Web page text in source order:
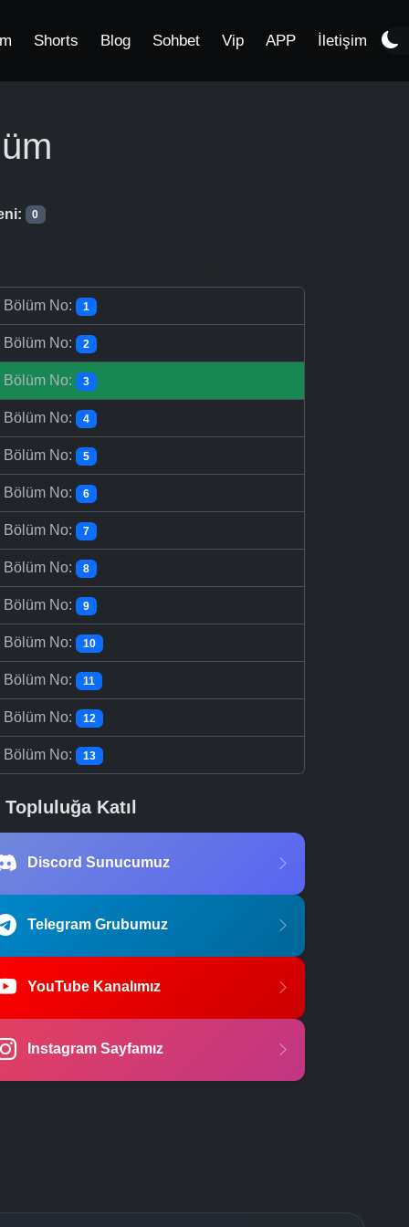
Shorts Blog Sohbet Vip APP İletişim
0
Bölüm No: 1
Bölüm No: 2
Bölüm No: 3
Bölüm No: 4
Bölüm No: 5
Bölüm No: 6
Bölüm No: 7
Bölüm No: 8
Bölüm No: 9
Bölüm No: 10
Bölüm No: 11
Bölüm No: 12
Bölüm No: 13
Topluluğa Katıl
Discord Sunucumuz
Telegram Grubumuz
YouTube Kanalımız
Instagram Sayfamız